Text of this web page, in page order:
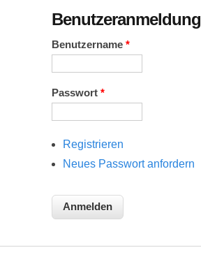
Benutzeranmeldung
Benutzername *
Passwort *
Registrieren
Neues Passwort anfordern